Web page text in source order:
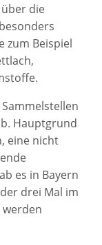
die
zum Beispiel
Hauptgrund
eine nicht
es in Bayern
drei Mal im
werden